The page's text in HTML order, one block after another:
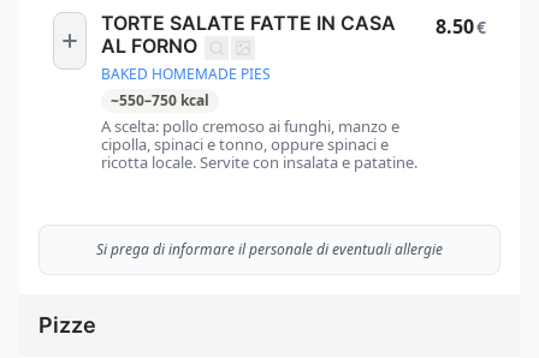
TORTE SALATE FATTE IN CASA
AL FORNO
BAKED HOMEMADE PIES
~550–750 kcal
A scelta: pollo cremoso ai funghi, manzo e
cipolla, spinaci e tonno, oppure spinaci e
ricotta locale. Servite con insalata e patatine.
8.50€
Si prega di informare il personale di eventuali allergie
Pizze